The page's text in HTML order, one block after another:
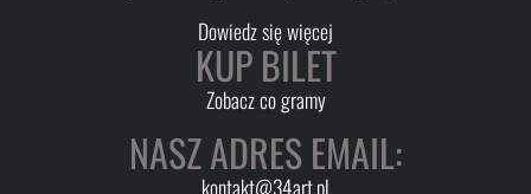
Dowiedz się więcej
KUP BILET
Zobacz co gramy
NASZ ADRES EMAIL:
kontakt@34art.pl